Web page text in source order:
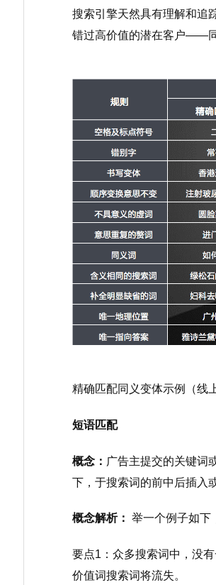
搜索引擎天然具有理解和追
错过高价值的潜在客户——同
精确匹配同义变体示例（线
短语匹配
概念： 广告主提交的关键词
下，于搜索词的前中后插入
概念解析： 举一个例子如下
要点1：众多搜索词中，没
价值词搜索词将流失。